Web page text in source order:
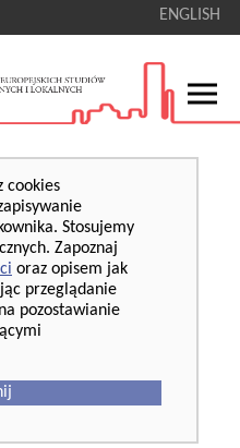
ENGLISH
cookies
Stosujemy
Zapoznaj
oraz opisem jak
przeglądanie
pozostawianie